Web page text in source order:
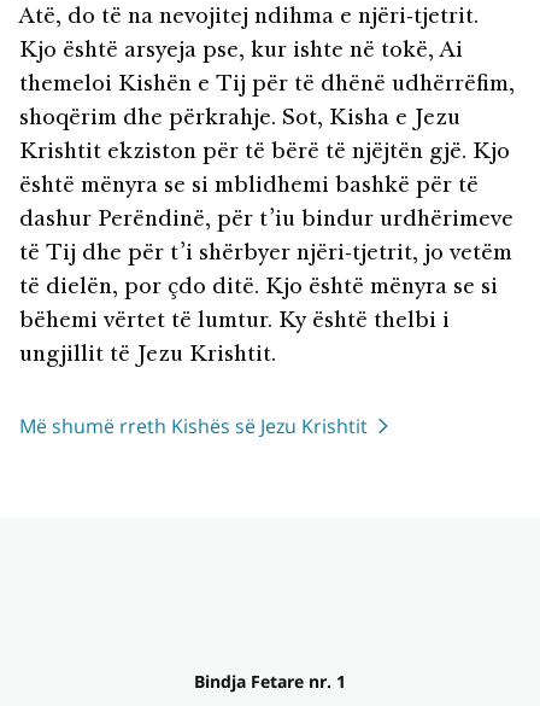
Atë, do të na nevojitej ndihma e njëri‑tjetrit.
Kjo është arsyeja pse, kur ishte në tokë, Ai
themeloi Kishën e Tij për të dhënë udhërrëfim,
shoqërim dhe përkrahje. Sot, Kisha e Jezu
Krishtit ekziston për të bërë të njëjtën gjë. Kjo
është mënyra se si mblidhemi bashkë për të
dashur Perëndinë, për t’iu bindur urdhërimeve
të Tij dhe për t’i shërbyer njëri‑tjetrit, jo vetëm
të dielën, por çdo ditë. Kjo është mënyra se si
bëhemi vërtet të lumtur. Ky është thelbi i
ungjillit të Jezu Krishtit.
Më shumë rreth Kishës së Jezu Krishtit
Bindja Fetare nr. 1